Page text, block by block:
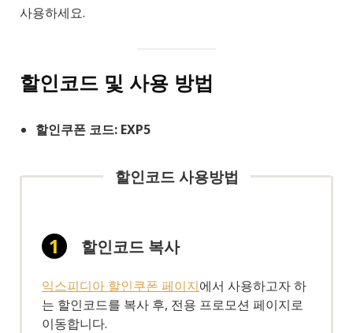
사용하세요.
할인코드 및 사용 방법
할인쿠폰 코드: EXP5
할인코드 사용방법
할인코드 복사
익스피디아 할인쿠폰 페이지에서 사용하고자 하
는 할인코드를 복사 후, 전용 프로모션 페이지로
이동합니다.